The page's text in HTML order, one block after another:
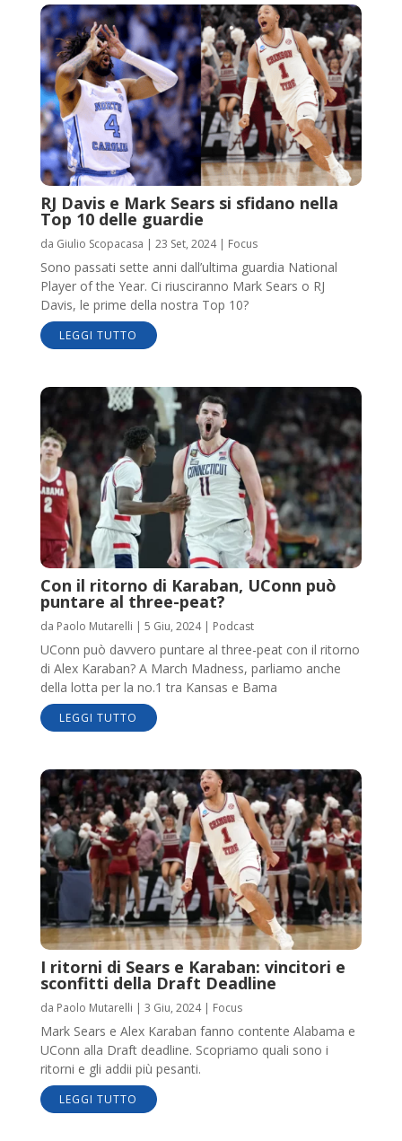
RJ Davis e Mark Sears si sfidano nella
Top 10 delle guardie
da Giulio Scopacasa | 23 Set, 2024| Focus
Sono passati sette anni dall’ultima guardia National
Player of the Year. Ci riusciranno Mark Sears o RJ
Davis, le prime della nostra Top 10?
LEGGI TUTTO
Con il ritorno di Karaban, UConn può
puntare al three-peat?
da Paolo Mutarelli | 5 Giu, 2024| Podcast
UConn può davvero puntare al three-peat con il ritorno
di Alex Karaban? A March Madness, parliamo anche
della lotta per la no.1 tra Kansas e Bama
LEGGI TUTTO
I ritorni di Sears e Karaban: vincitori e
sconfitti della Draft Deadline
da Paolo Mutarelli | 3 Giu, 2024| Focus
Mark Sears e Alex Karaban fanno contente Alabama e
UConn alla Draft deadline. Scopriamo quali sono i
ritorni e gli addii più pesanti.
LEGGI TUTTO